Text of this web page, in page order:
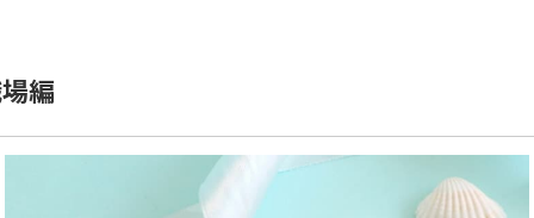
編